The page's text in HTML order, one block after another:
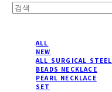
ALL
NEW
ALL SURGICAL STEEL
BEADS NECKLACE
PEARL NECKLACE
SET